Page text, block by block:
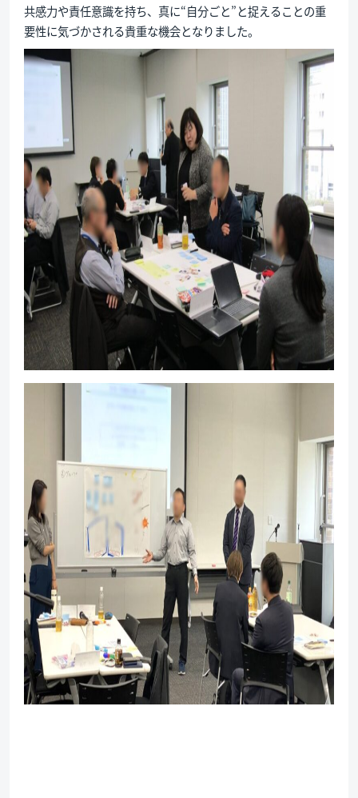
共感力や責任意識を持ち、真に“自分ごと”と捉えることの重
要性に気づかされる貴重な機会となりました。